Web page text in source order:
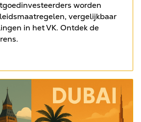
worden
vergelijkbaar
in het VK. Ontdek de